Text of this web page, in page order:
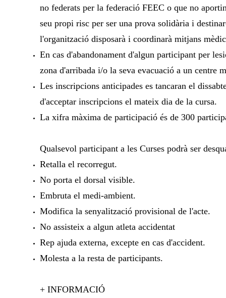
no federats per la federació FEEC o que no
seu propi risc per ser una prova solidària i
l'organització disposarà i coordinarà mitjans
En cas d'abandonament d'algun participant per
zona d'arribada i/o la seva evacuació a un centre
Les inscripcions anticipades es tancaran el
d'acceptar inscripcions el mateix dia de la cursa.
La xifra màxima de participació és de 300
Qualsevol participant a les Curses podrà ser
Retalla el recorregut.
No porta el dorsal visible.
Embruta el medi-ambient.
Modifica la senyalització provisional de l'acte.
No assisteix a algun atleta accidentat
Rep ajuda externa, excepte en cas d'accident.
Molesta a la resta de participants.
+ INFORMACIÓ